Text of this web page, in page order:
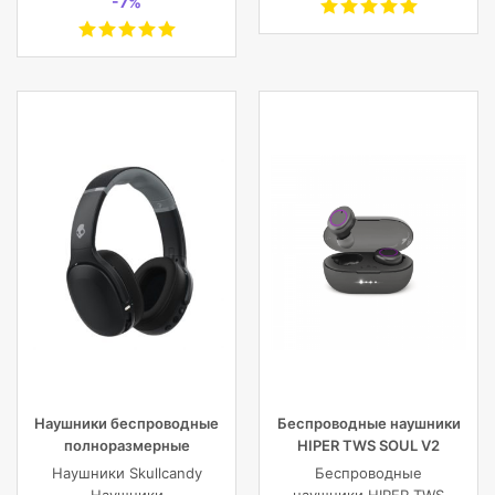
Наушники беспроводные
полноразмерные
Skullcandy CRUSHER EVO
WIRELESS OVER-EAR,
Наушники Skullcandy
Беспроводные наушники
HIPER TWS SOUL V2
Bluetooth 5.0 гарнитура Li-
Pol 2x43mAh+380mAh,
Беспроводные